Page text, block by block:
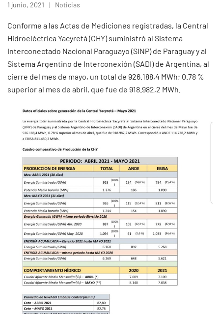
1 junio, 2021 Noticias
Conforme a las Actas de Mediciones registradas, la Central
Hidroeléctrica Yacyretá (CHY) suministró al Sistema
Interconectado Nacional Paraguayo (SINP) de Paraguay y al
Sistema Argentino de Interconexión (SADI) de Argentina, al
cierre del mes de mayo, un total de 926.188,4 MWh; 0.78 %
superior al mes de abril, que fue de 918.982,2 MWh.